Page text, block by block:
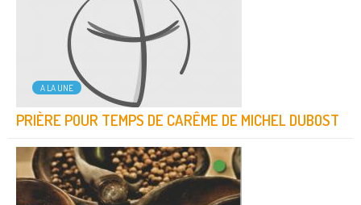
A LA UNE
PRIÈRE POUR TEMPS DE CARÊME DE MICHEL DUBOST